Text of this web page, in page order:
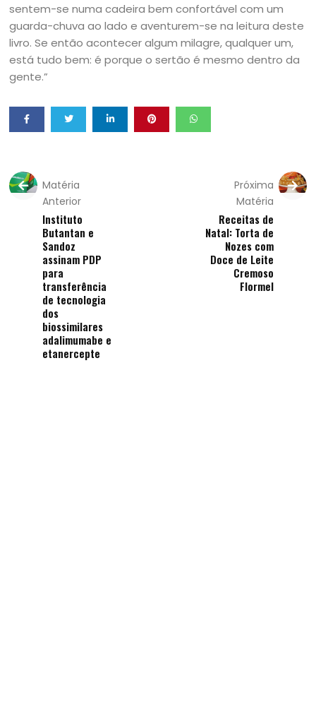
sentem-se numa cadeira bem confortável com um
guarda-chuva ao lado e aventurem-se na leitura deste
livro. Se então acontecer algum milagre, qualquer um,
está tudo bem: é porque o sertão é mesmo dentro da
gente.”
Matéria
Anterior
Instituto
Butantan e
Sandoz
assinam PDP
para
transferência
de tecnologia
dos
biossimilares
adalimumabe e
etanercepte
Próxima
Matéria
Receitas de
Natal: Torta de
Nozes com
Doce de Leite
Cremoso
Flormel